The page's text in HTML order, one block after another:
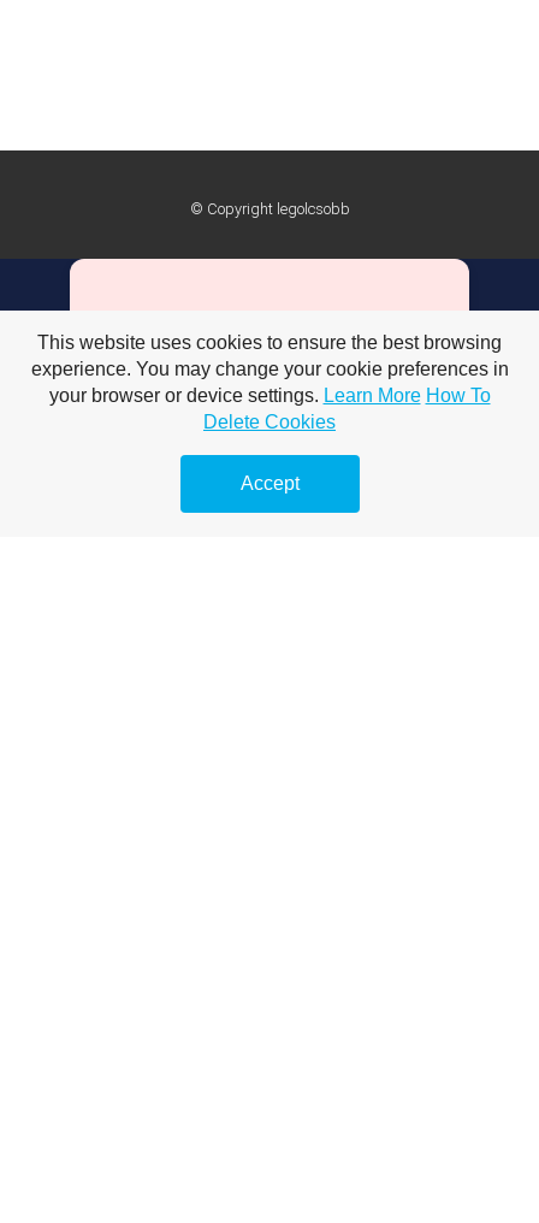
© Copyright legolcsobb
Premium Link-
Building Services
Explore premium link-building options to
boost your online visibility.
Keresőoptimalizálás prémium
This website uses cookies to ensure the best browsing
experience. You may change your cookie preferences in
your browser or device settings. Learn More How To
Delete Cookies
Accept